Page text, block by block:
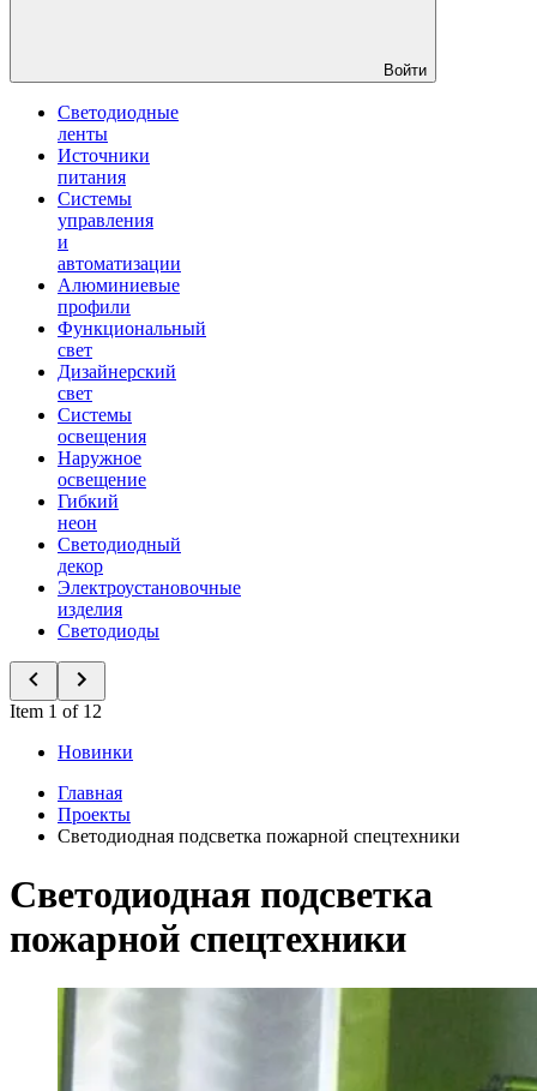
Войти
Светодиодные
ленты
Источники
питания
Системы
управления
и
автоматизации
Алюминиевые
профили
Функциональный
свет
Дизайнерский
свет
Системы
освещения
Наружное
освещение
Гибкий
неон
Светодиодный
декор
Электроустановочные
изделия
Светодиоды
Item 1 of 12
Новинки
Главная
Проекты
Светодиодная подсветка пожарной спецтехники
Светодиодная подсветка
пожарной спецтехники